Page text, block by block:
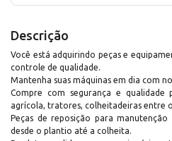
Descrição
Você está adquirindo peças e
controle de qualidade.
Mantenha suas máquinas em dia com
Compre com segurança e qualidade
agrícola, tratores, colheitadeiras entre
Peças de reposição para
desde o plantio até a colheita.